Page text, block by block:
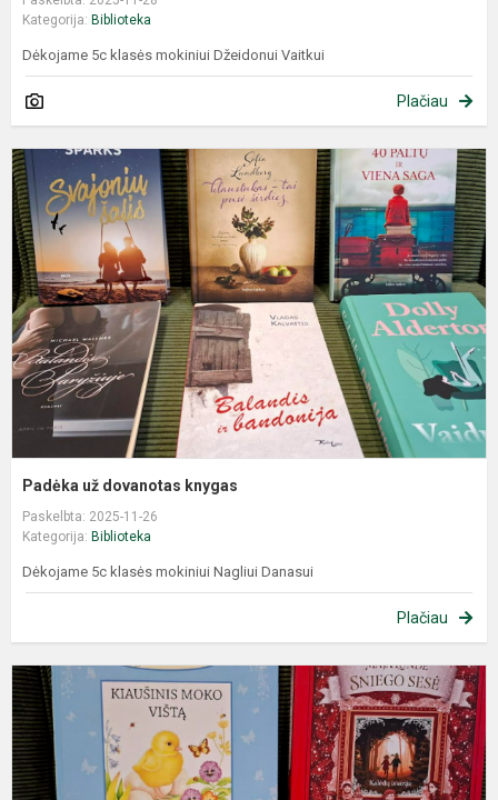
Kategorija: Biblioteka
Dėkojame 5c klasės mokiniui Džeidonui Vaitkui
Plačiau
Padėka už dovanotas knygas
Paskelbta: 2025-11-26
Kategorija: Biblioteka
Dėkojame 5c klasės mokiniui Nagliui Danasui
Plačiau